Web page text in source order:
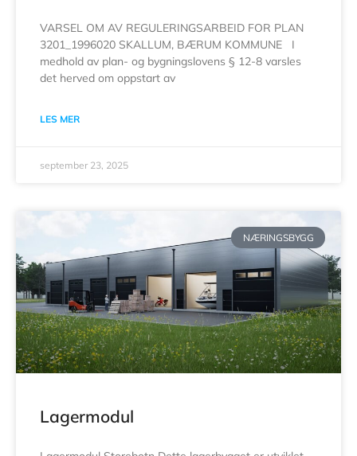
VARSEL OM AV REGULERINGSARBEID FOR PLAN
3201_1996020 SKALLUM, BÆRUM KOMMUNE I
medhold av plan- og bygningslovens § 12-8 varsles
det herved om oppstart av
LES MER
september 23, 2025
NÆRINGSBYGG
Lagermodul